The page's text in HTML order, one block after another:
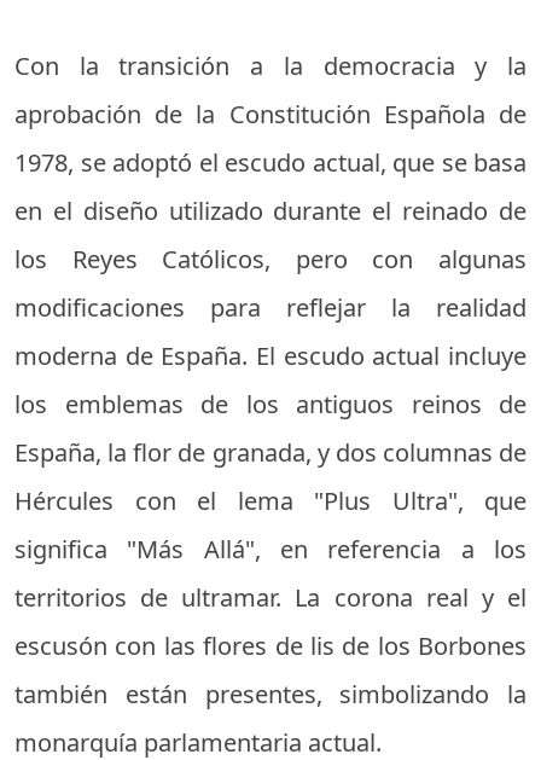
Con la transición a la democracia y la
aprobación de la Constitución Española de
1978, se adoptó el escudo actual, que se basa
en el diseño utilizado durante el reinado de
los Reyes Católicos, pero con algunas
modificaciones para reflejar la realidad
moderna de España. El escudo actual incluye
los emblemas de los antiguos reinos de
España, la flor de granada, y dos columnas de
Hércules con el lema "Plus Ultra", que
significa "Más Allá", en referencia a los
territorios de ultramar. La corona real y el
escusón con las flores de lis de los Borbones
también están presentes, simbolizando la
monarquía parlamentaria actual.